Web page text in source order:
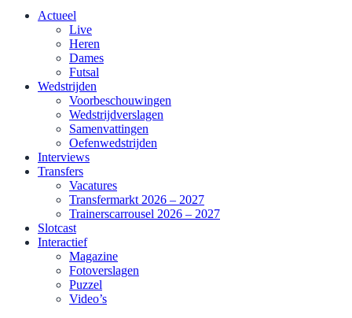
Actueel
Live
Heren
Dames
Futsal
Wedstrijden
Voorbeschouwingen
Wedstrijdverslagen
Samenvattingen
Oefenwedstrijden
Interviews
Transfers
Vacatures
Transfermarkt 2026 – 2027
Trainerscarrousel 2026 – 2027
Slotcast
Interactief
Magazine
Fotoverslagen
Puzzel
Video’s